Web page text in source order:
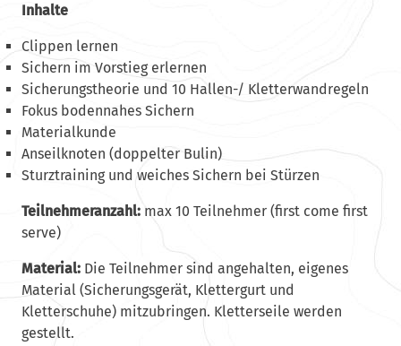
Inhalte
Clippen lernen
Sichern im Vorstieg erlernen
Sicherungstheorie und 10 Hallen-/ Kletterwandregeln
Fokus bodennahes Sichern
Materialkunde
Anseilknoten (doppelter Bulin)
Sturztraining und weiches Sichern bei Stürzen
Teilnehmeranzahl: max 10 Teilnehmer (first come first
serve)
Material: Die Teilnehmer sind angehalten, eigenes
Material (Sicherungsgerät, Klettergurt und
Kletterschuhe) mitzubringen. Kletterseile werden
gestellt.